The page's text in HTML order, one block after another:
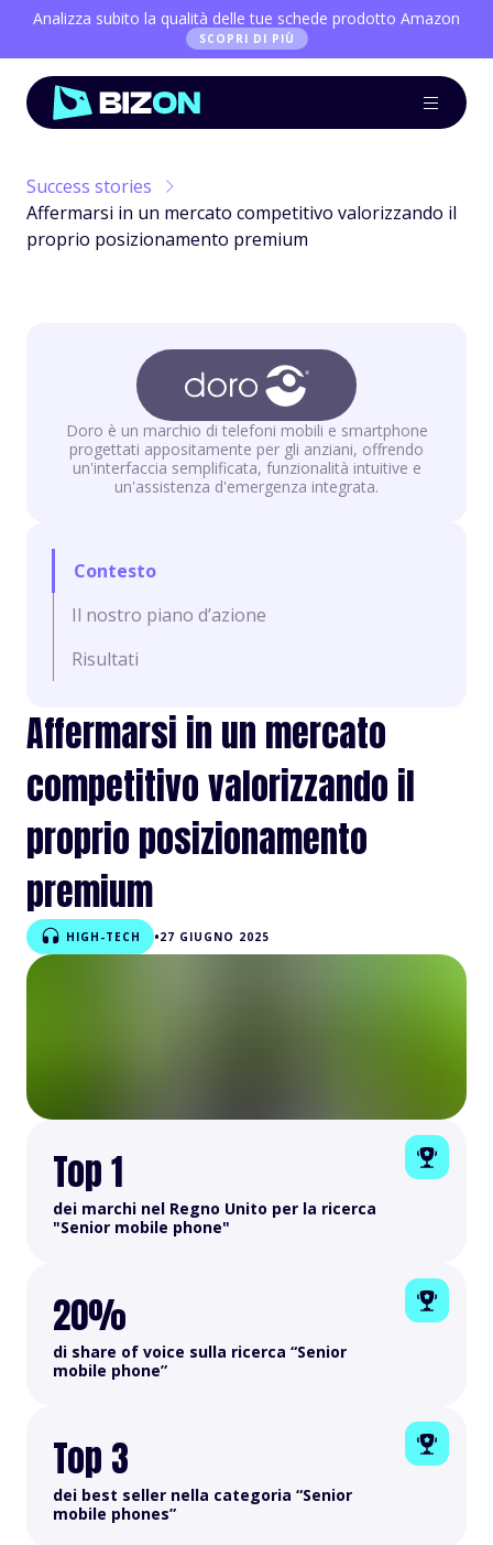
Analizza subito la qualità delle tue schede prodotto Amazon
SCOPRI DI PIÙ
Success stories
Affermarsi in un mercato competitivo valorizzando il
proprio posizionamento premium
Doro è un marchio di telefoni mobili e smartphone
progettati appositamente per gli anziani, offrendo
un'interfaccia semplificata, funzionalità intuitive e
un'assistenza d'emergenza integrata.
Contesto
Il nostro piano d’azione
Risultati
Affermarsi in un mercato
competitivo valorizzando il
proprio posizionamento
premium
HIGH-TECH •27 GIUGNO 2025
Top 1
dei marchi nel Regno Unito per la ricerca
"Senior mobile phone"
20%
di share of voice sulla ricerca “Senior
mobile phone”
Top 3
dei best seller nella categoria “Senior
mobile phones”